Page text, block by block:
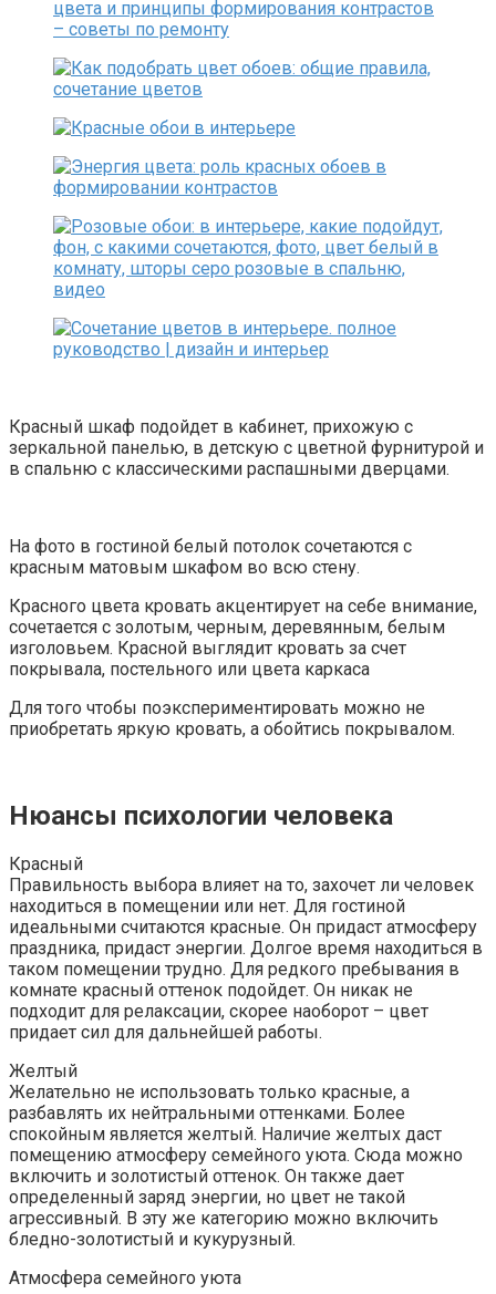
Красный шкаф подойдет в кабинет, прихожую с
зеркальной панелью, в детскую с цветной фурнитурой и
в спальню с классическими распашными дверцами.
На фото в гостиной белый потолок сочетаются с
красным матовым шкафом во всю стену.
Красного цвета кровать акцентирует на себе внимание,
сочетается с золотым, черным, деревянным, белым
изголовьем. Красной выглядит кровать за счет
покрывала, постельного или цвета каркаса
Для того чтобы поэкспериментировать можно не
приобретать яркую кровать, а обойтись покрывалом.
Нюансы психологии человека
Красный
Правильность выбора влияет на то, захочет ли человек
находиться в помещении или нет. Для гостиной
идеальными считаются красные. Он придаст атмосферу
праздника, придаст энергии. Долгое время находиться в
таком помещении трудно. Для редкого пребывания в
комнате красный оттенок подойдет. Он никак не
подходит для релаксации, скорее наоборот – цвет
придает сил для дальнейшей работы.
Желтый
Желательно не использовать только красные, а
разбавлять их нейтральными оттенками. Более
спокойным является желтый. Наличие желтых даст
помещению атмосферу семейного уюта. Сюда можно
включить и золотистый оттенок. Он также дает
определенный заряд энергии, но цвет не такой
агрессивный. В эту же категорию можно включить
бледно-золотистый и кукурузный.
Атмосфера семейного уюта